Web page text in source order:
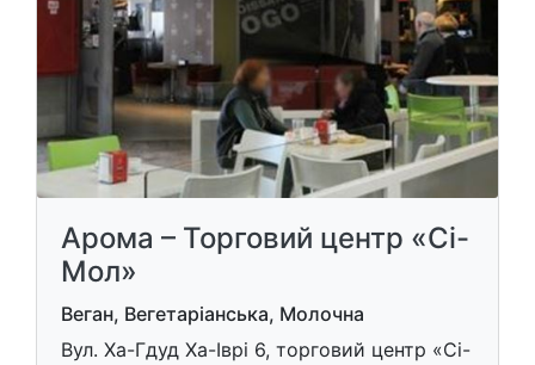
Арома – Торговий центр «Сі-
Мол»
Веган, Вегетаріанська, Молочна
Вул. Ха-Гдуд Ха-Іврі 6, торговий центр «Сі-